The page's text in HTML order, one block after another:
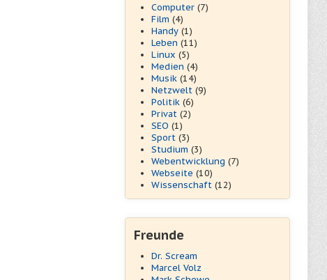
Computer (7)
Film (4)
Handy (1)
Leben (11)
Linux (5)
Medien (4)
Musik (14)
Netzwelt (9)
Politik (6)
Privat (2)
SEO (1)
Sport (3)
Studium (3)
Webentwicklung (7)
Webseite (10)
Wissenschaft (12)
Freunde
Dr. Scream
Marcel Volz